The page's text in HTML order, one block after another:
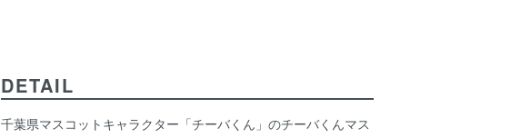
DETAIL
千葉県マスコットキャラクター「チーバくん」のチーバくんマス